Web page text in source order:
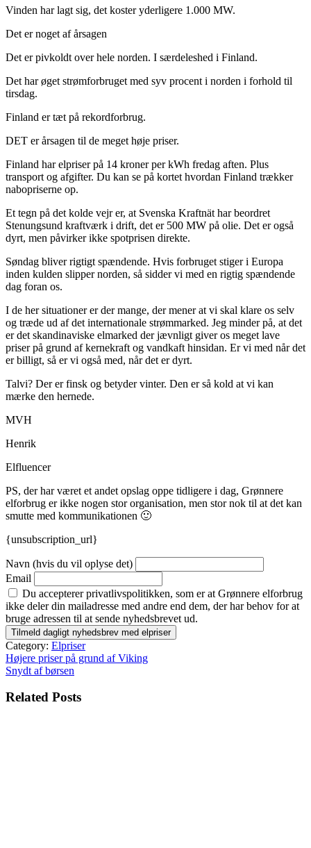
Vinden har lagt sig, det koster yderligere 1.000 MW.
Det er noget af årsagen
Det er pivkoldt over hele norden. I særdeleshed i Finland.
Det har øget strømforbruget med syv procent i norden i forhold til
tirsdag.
Finland er tæt på rekordforbrug.
DET er årsagen til de meget høje priser.
Finland har elpriser på 14 kroner per kWh fredag aften. Plus
transport og afgifter. Du kan se på kortet hvordan Finland trækker
nabopriserne op.
Et tegn på det kolde vejr er, at Svenska Kraftnät har beordret
Stenungsund kraftværk i drift, det er 500 MW på olie. Det er også
dyrt, men påvirker ikke spotprisen direkte.
Søndag bliver rigtigt spændende. Hvis forbruget stiger i Europa
inden kulden slipper norden, så sidder vi med en rigtig spændende
dag foran os.
I de her situationer er der mange, der mener at vi skal klare os selv
og træde ud af det internationale strømmarked. Jeg minder på, at det
er det skandinaviske elmarked der jævnligt giver os meget lave
priser på grund af kernekraft og vandkaft hinsidan. Er vi med når det
er billigt, så er vi også med, når det er dyrt.
Talvi? Der er finsk og betyder vinter. Den er så kold at vi kan
mærke den hernede.
MVH
Henrik
Elfluencer
PS, der har været et andet opslag oppe tidligere i dag, Grønnere
elforbrug er ikke nogen stor organisation, men stor nok til at det kan
smutte med kommunikationen 🙂
{unsubscription_url}
Navn (hvis du vil oplyse det)
Email
Du accepterer privatlivspolitikken, som er at Grønnere elforbrug
ikke deler din mailadresse med andre end dem, der har behov for at
bruge adressen til at sende nyhedsbrevet ud.
Category: Elpriser
Indlægsnavigation
Højere priser på grund af Viking
Snydt af børsen
Related Posts